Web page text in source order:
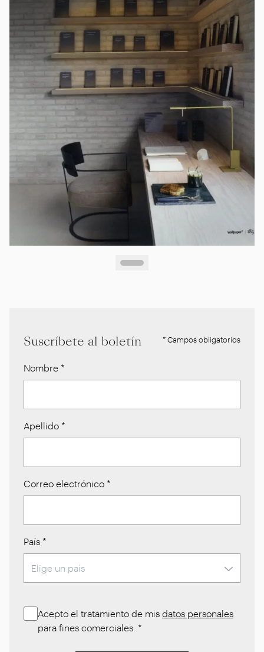
Suscríbete al boletín * Campos obligatorios
Nombre *
Apellido *
Correo electrónico *
País *
Acepto el tratamiento de mis datos personales
para fines comerciales. *